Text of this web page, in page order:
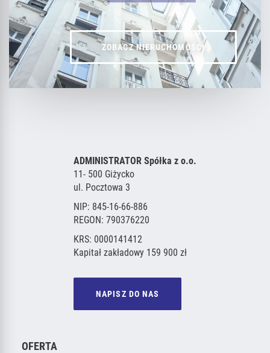
ZOBACZ NIERUCHOMOŚCI
ADMINISTRATOR Spółka z o.o.
11- 500 Giżycko
ul. Pocztowa 3
NIP: 845-16-66-886
REGON: 790376220
KRS: 0000141412
Kapitał zakładowy 159 900 zł
NAPISZ DO NAS
OFERTA